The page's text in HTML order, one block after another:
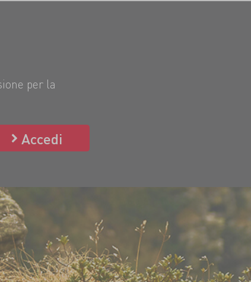
per la
Accedi